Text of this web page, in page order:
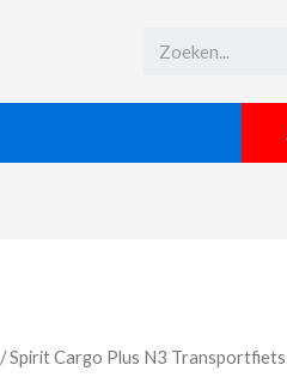
/ Spirit Cargo Plus N3 Transportfiets